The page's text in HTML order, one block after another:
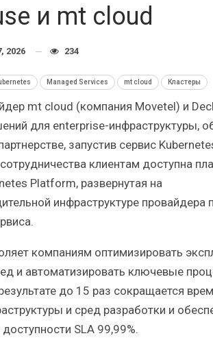
и mt cloud
2026 234
Managed Services mt cloud Кластеры
mt cloud (компания Movetel) и
для enterprise-инфраструктуры,
запустив сервис
клиентам доступна
Platform, развернутая на
инфраструктуре провайдера
компаниям оптимизировать
и автоматизировать ключевые
до 15 раз сокращается
и сред разработки и
SLA 99,99%.
Итоги и Бестселлеры
Отрасль ИБП в депрессии?